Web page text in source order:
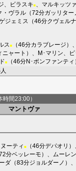
ビラスキ■ マルキッツァ
・ヴラル （72分ガッリター
ジェミス （46分クヴェル
ス ■ （46分カラブレージ ）、
ニャート ）、 M･マリン
■ （46分N･ボンファンティ
人
間23:00）
マントヴァ
ーティ ■ （46分デパオリ ）
72分ベッレーモ ）、
ムーレ
ダ （83分ジョルダーノ ）、